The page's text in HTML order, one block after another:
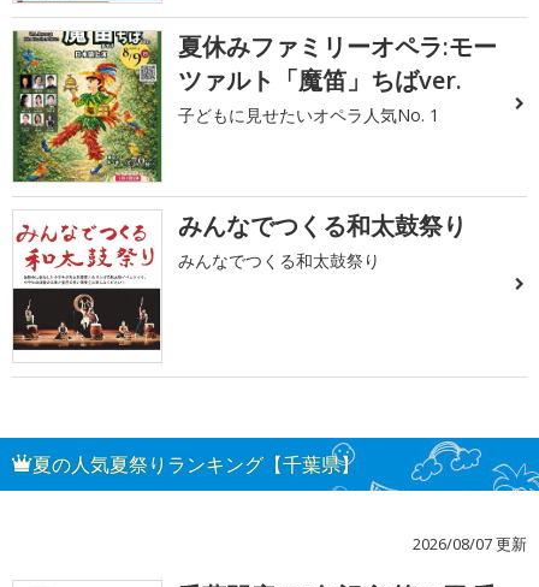
夏休みファミリーオペラ:モー
ツァルト「魔笛」ちばver.
子どもに見せたいオペラ人気No. 1
みんなでつくる和太鼓祭り
みんなでつくる和太鼓祭り
夏の人気夏祭りランキング【千葉県】
2026/08/07 更新